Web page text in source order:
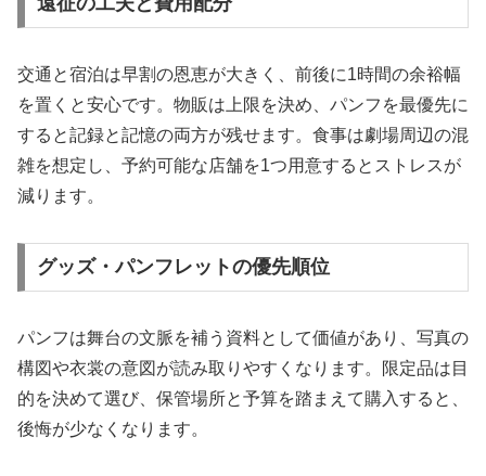
交通と宿泊は早割の恩恵が大きく、前後に1時間の余裕幅
を置くと安心です。物販は上限を決め、パンフを最優先に
すると記録と記憶の両方が残せます。食事は劇場周辺の混
雑を想定し、予約可能な店舗を1つ用意するとストレスが
減ります。
グッズ・パンフレットの優先順位
パンフは舞台の文脈を補う資料として価値があり、写真の
構図や衣裳の意図が読み取りやすくなります。限定品は目
的を決めて選び、保管場所と予算を踏まえて購入すると、
後悔が少なくなります。